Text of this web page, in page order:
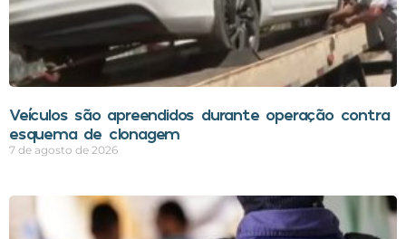
Veículos são apreendidos durante operação contra
esquema de clonagem
7 de agosto de 2026